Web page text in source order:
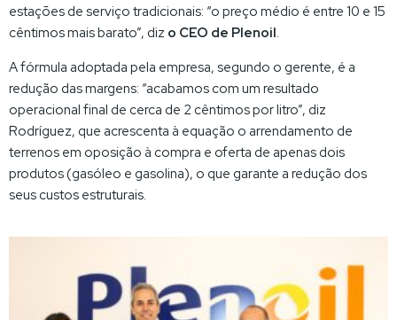
estações de serviço tradicionais: “o preço médio é entre 10 e 15
cêntimos mais barato”, diz o CEO de Plenoil.
A fórmula adoptada pela empresa, segundo o gerente, é a
redução das margens: “acabamos com um resultado
operacional final de cerca de 2 cêntimos por litro”, diz
Rodríguez, que acrescenta à equação o arrendamento de
terrenos em oposição à compra e oferta de apenas dois
produtos (gasóleo e gasolina), o que garante a redução dos
seus custos estruturais.